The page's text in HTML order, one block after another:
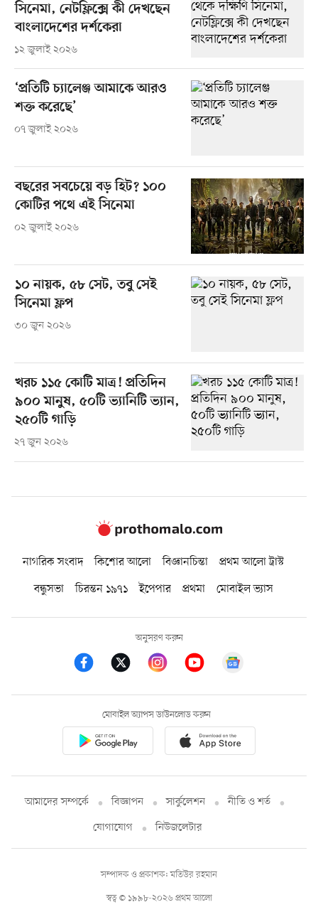
সিনেমা, নেটফ্লিক্সে কী দেখছেন
বাংলাদেশের দর্শকেরা
১২ জুলাই ২০২৬
‘প্রতিটি চ্যালেঞ্জ আমাকে আরও
শক্ত করেছে’
০৭ জুলাই ২০২৬
বছরের সবচেয়ে বড় হিট? ১০০
কোটির পথে এই সিনেমা
০২ জুলাই ২০২৬
১০ নায়ক, ৫৮ সেট, তবু সেই
সিনেমা ফ্লপ
৩০ জুন ২০২৬
খরচ ১১৫ কোটি মাত্র! প্রতিদিন
৯০০ মানুষ, ৫০টি ভ্যানিটি ভ্যান,
২৫০টি গাড়ি
২৭ জুন ২০২৬
নাগরিক সংবাদ কিশোর আলো বিজ্ঞানচিন্তা
প্রথম আলো ট্রাস্ট
বন্ধুসভা
চিরন্তন ১৯৭১ ইপেপার প্রথমা মোবাইল ভ্যাস
অনুসরণ করুন
মোবাইল অ্যাপস ডাউনলোড করুন
আমাদের সম্পর্কে বিজ্ঞাপন সার্কুলেশন
নীতি ও শর্ত
যোগাযোগ
নিউজলেটার
স্বত্ব © ১৯৯৮-২০২৬ প্রথম আলো
সম্পাদক ও প্রকাশক: মতিউর রহমান